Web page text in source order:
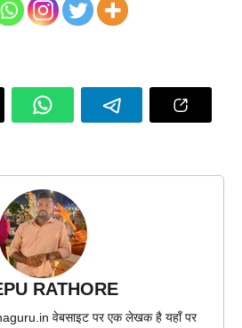
RATHORE
वेबसाइट पर एक लेखक है यहाँ पर